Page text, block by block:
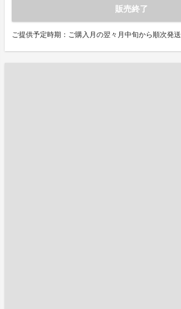
販売終了
ご提供予定時期：ご購入月の翌々月中旬から順次発送